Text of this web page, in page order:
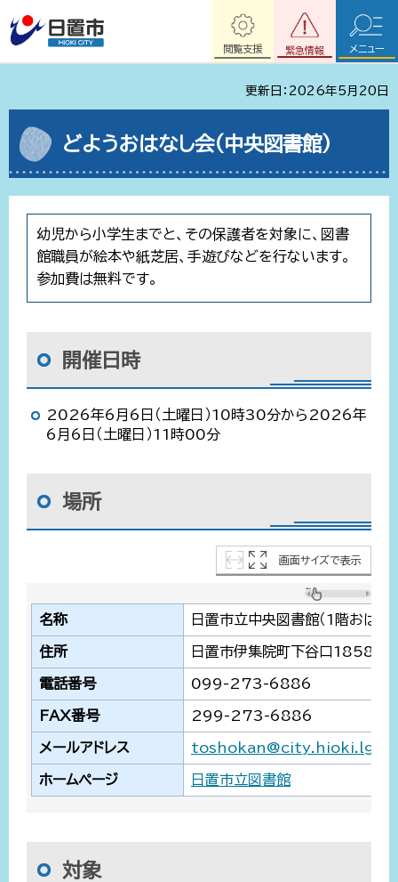
緊急情報
閲覧支援 メニュー
更新日：2026年5月20日
どようおはなし会(中央図書館)
幼児から小学生までと、その保護者を対象に、図書
館職員が絵本や紙芝居、手遊びなどを行ないます。
参加費は無料です。
開催日時
2026年6月6日（土曜日）10時30分から2026年
6月6日（土曜日）11時00分
場所
画面サイズで表示
名称 日置市立中央図書館（1階おはな
住所 日置市伊集院町下谷口1858番
電話番号 099-273-6886
FAX番号 299-273-6886
メールアドレス toshokan@city.hioki.lg.jp
ホームページ 日置市立図書館
対象